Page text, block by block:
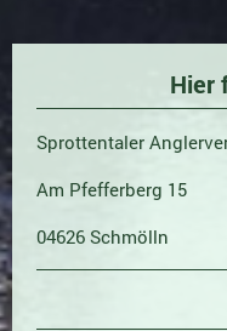
Hier
Sprottentaler
Am Pfefferberg 15
04626 Schmölln